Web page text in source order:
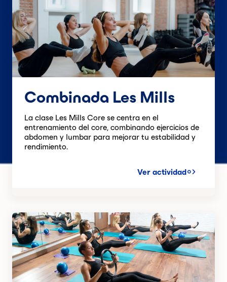
Combinada Les Mills
La clase Les Mills Core se centra en el
entrenamiento del core, combinando ejercicios de
abdomen y lumbar para mejorar tu estabilidad y
rendimiento.
Ver actividad